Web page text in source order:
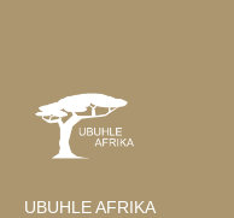
UBUHLE AFRIKA